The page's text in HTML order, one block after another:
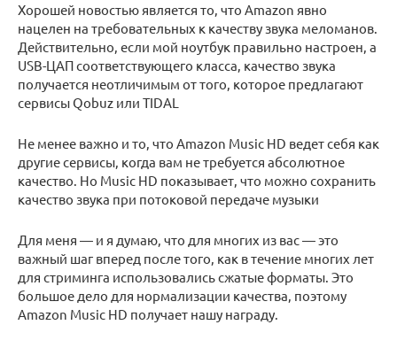
Хорошей новостью является то, что Amazon явно
нацелен на требовательных к качеству звука меломанов.
Действительно, если мой ноутбук правильно настроен, а
USB-ЦАП соответствующего класса, качество звука
получается неотличимым от того, которое предлагают
сервисы Qobuz или TIDAL
Не менее важно и то, что Amazon Music HD ведет себя как
другие сервисы, когда вам не требуется абсолютное
качество. Но Music HD показывает, что можно сохранить
качество звука при потоковой передаче музыки
Для меня — и я думаю, что для многих из вас — это
важный шаг вперед после того, как в течение многих лет
для стриминга использовались сжатые форматы. Это
большое дело для нормализации качества, поэтому
Amazon Music HD получает нашу награду.